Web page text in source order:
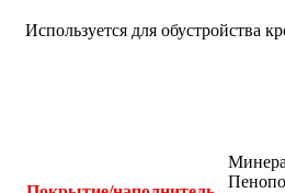
Используется для обустройства